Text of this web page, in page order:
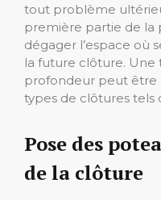
tout problème
première partie de la
dégager l’espace où
la future clôture. Une
profondeur peut être
types de clôtures tels
Pose des
de la clôture